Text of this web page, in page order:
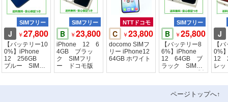
SIMフリー
J ￥27,800
【バッテリー10
0%】iPhone
12 256GB
ブルー SIMフ
リー
SIMフリー
B ￥23,800
iPhone 12 6
4GB ブラッ
ク SIMフリ
ー ドコモ版
NTTドコモ
C ￥23,800
docomo SIMフ
リー iPhone12
64GB ホワイト
SIMフリー
B ￥25,800
【バッテリー8
6%】iPhone
12 64GB ブ
ラック SIMフ
リー ドコモ版
J
【
0%
12
レ
リ
ページトップへ↑